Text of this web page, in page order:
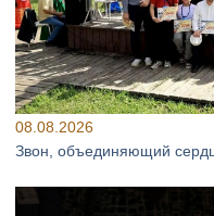
08.08.2026
Звон, объединяющий